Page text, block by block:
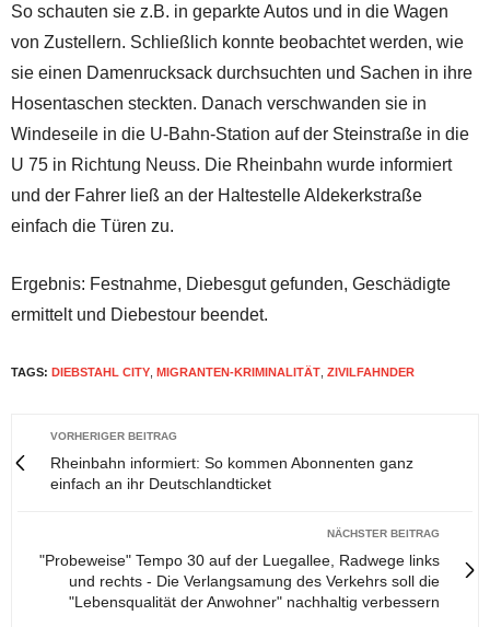
So schauten sie z.B. in geparkte Autos und in die Wagen
von Zustellern. Schließlich konnte beobachtet werden, wie
sie einen Damenrucksack durchsuchten und Sachen in ihre
Hosentaschen steckten. Danach verschwanden sie in
Windeseile in die U-Bahn-Station auf der Steinstraße in die
U 75 in Richtung Neuss. Die Rheinbahn wurde informiert
und der Fahrer ließ an der Haltestelle Aldekerkstraße
einfach die Türen zu.
Ergebnis: Festnahme, Diebesgut gefunden, Geschädigte
ermittelt und Diebestour beendet.
TAGS: DIEBSTAHL CITY MIGRANTEN-KRIMINALITÄT ZIVILFAHNDER
VORHERIGER BEITRAG
Rheinbahn informiert: So kommen Abonnenten ganz
einfach an ihr Deutschlandticket
NÄCHSTER BEITRAG
"Probeweise" Tempo 30 auf der Luegallee, Radwege links
und rechts - Die Verlangsamung des Verkehrs soll die
"Lebensqualität der Anwohner" nachhaltig verbessern